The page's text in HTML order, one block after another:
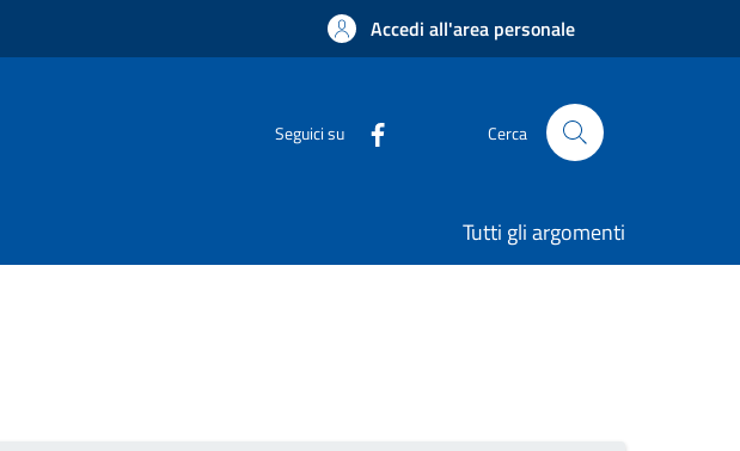
Accedi all'area personale
Seguici su Cerca
Tutti gli argomenti